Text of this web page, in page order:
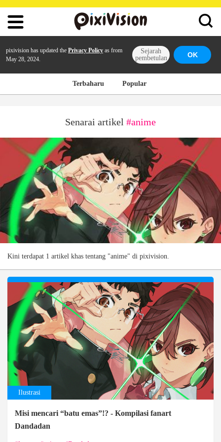
pixivision has updated the Privacy Policy as from
May 28, 2024.
Sejarah
pembetulan
OK
Terbaharu Popular
Senarai artikel #anime
Kini terdapat 1 artikel khas tentang "anime" di pixivision.
Ilustrasi
Misi mencari “batu emas”!? - Kompilasi fanart
Dandadan